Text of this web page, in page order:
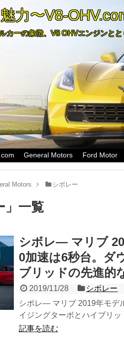
力〜V8-
カーの象徴、V8 OHVエンジンとと
General Motors Ford Motor
Motors シボレー
」 一覧
シボレ― マリブ
0加速は6秒台。ダ
ブリッドの先進的
2019/11/28
シボレー
シボレ― マリブ 2019年モデ
イジングターボとハイブリ
記事を読む